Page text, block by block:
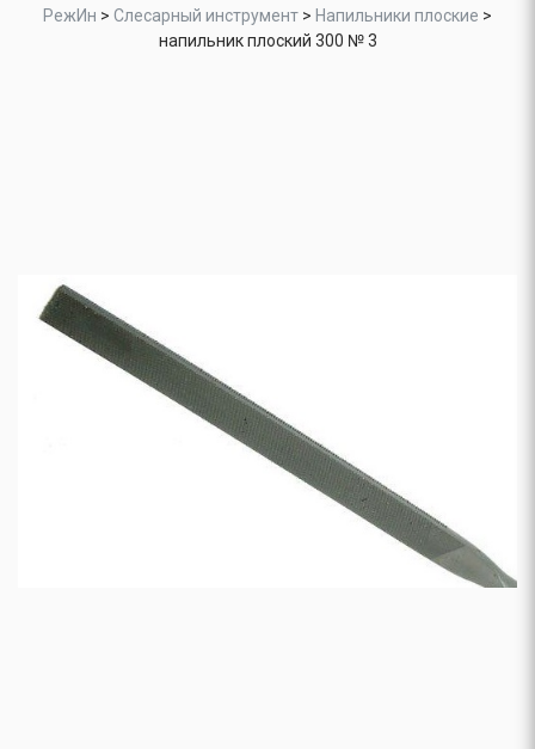
РежИн > Слесарный инструмент > Напильники плоские >
напильник плоский 300 № 3